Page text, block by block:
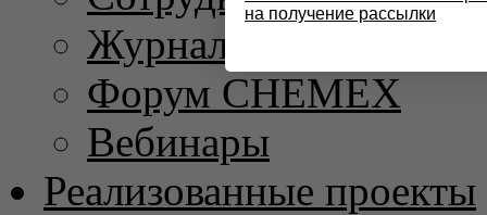
Журнал
Форум CHEMEX
Вебинары
Реализованные проекты
на получение рассылки